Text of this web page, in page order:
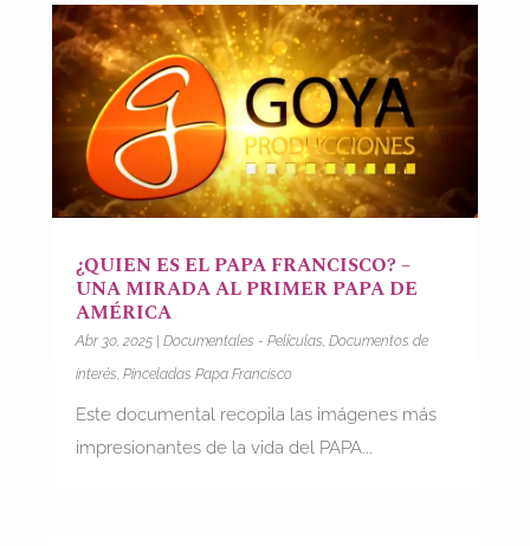
¿QUIEN ES EL PAPA FRANCISCO? –
UNA MIRADA AL PRIMER PAPA DE
AMÉRICA
Abr 30, 2025| Documentales - Películas Documentos de
interés Pinceladas Papa Francisco
Este documental recopila las imágenes más
impresionantes de la vida del PAPA...